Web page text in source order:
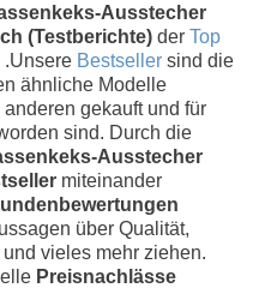
Ausstecher
(Testberichte) der Top
.Unsere Bestseller sind die
ähnliche Modelle
gekauft und für
sind. Durch die
Ausstecher
miteinander
über Qualität,
vieles mehr ziehen.
Preisnachlässe